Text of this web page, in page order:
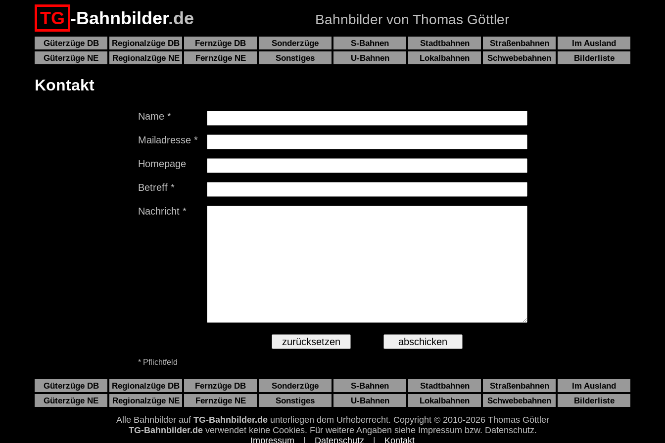
TG -Bahnbilder.de Bahnbilder von Thomas Göttler
Güterzüge DB Regionalzüge DB Fernzüge DB Sonderzüge S-Bahnen Stadtbahnen Straßenbahnen
Im Ausland
Güterzüge NE
Regionalzüge NE Fernzüge NE Sonstiges U-Bahnen Lokalbahnen Schwebebahnen Bilderliste
Kontakt
Name *
Mailadresse *
Homepage
Betreff *
Nachricht *
* Pflichtfeld
Güterzüge DB Regionalzüge DB Fernzüge DB Sonderzüge S-Bahnen Stadtbahnen Straßenbahnen
Im Ausland
Güterzüge NE
Regionalzüge NE Fernzüge NE Sonstiges U-Bahnen Lokalbahnen Schwebebahnen Bilderliste
Alle Bahnbilder auf TG-Bahnbilder.deunterliegen dem Urheberrecht. Copyright © 2010-2026 Thomas Göttler
TG-Bahnbilder.deverwendet keine Cookies. Für weitere Angaben siehe Impressum bzw. Datenschutz.
Impressum
Datenschutz Kontakt